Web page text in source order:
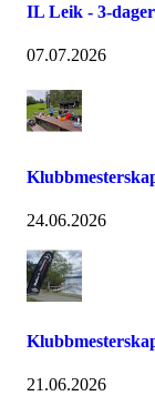
IL Leik - 3-
07.07.2026
24.06.2026
21.06.2026